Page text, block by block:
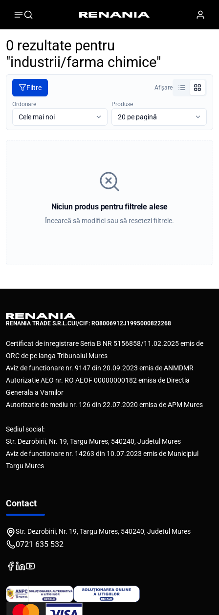
0 rezultate pentru
"industrii/farma chimice"
Filtre
Ordonare Produse
Afișare
Niciun produs pentru filtrele alese
Încearcă să modifici sau să resetezi filtrele.
RENANIA TRADE S.R.L.CUI/CIF: RO8006912J1995000822268
Certificat de inregistrare Seria B NR 5156858/11.02.2025 emis de
ORC de pe langa Tribunalul Mures
Aviz de functionare nr. 9147 din 20.09.2023 emis de ANMDMR
Autorizatie AEO nr. RO AEOF 00000000182 emisa de Directia
Generala a Vamilor
Autorizatie de mediu nr. 126 din 22.07.2020 emisa de APM Mures
Sediul social:
Str. Dezrobirii, Nr. 19, Targu Mures, 540240, Judetul Mures
Aviz de functionare nr. 14263 din 10.07.2023 emis de Municipiul
Targu Mures
Contact
Str. Dezrobirii, Nr. 19, Targu Mures, 540240, Judetul Mures
0721 635 532